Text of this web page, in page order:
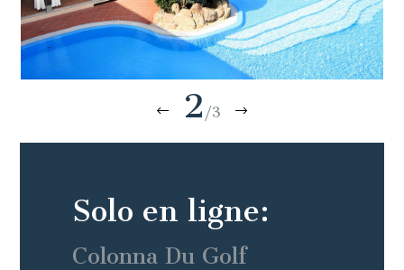
2 /3
Solo en ligne:
Colonna Du Golf